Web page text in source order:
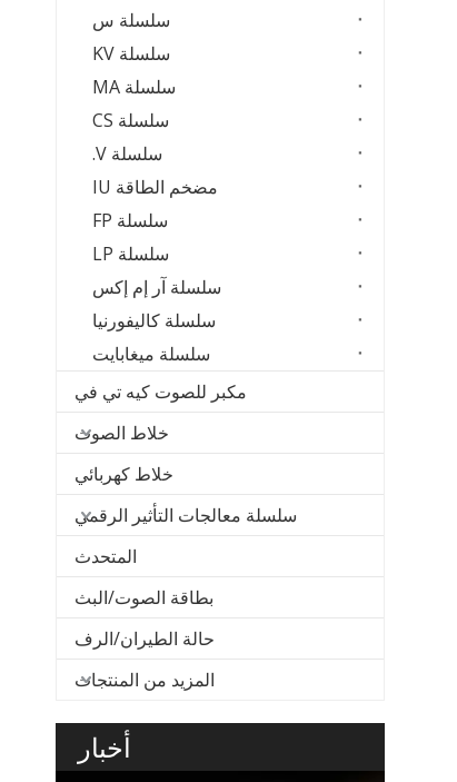
سلسلة س
سلسلة KV
سلسلة MA
سلسلة CS
سلسلة V.
مضخم الطاقة IU
سلسلة FP
سلسلة LP
سلسلة آر إم إكس
سلسلة كاليفورنيا
سلسلة ميغابايت
مكبر للصوت كيه تي في
خلاط الصوت
خلاط كهربائي
سلسلة معالجات التأثير الرقمي
المتحدث
بطاقة الصوت/البث
حالة الطيران/الرف
المزيد من المنتجات
أخبار